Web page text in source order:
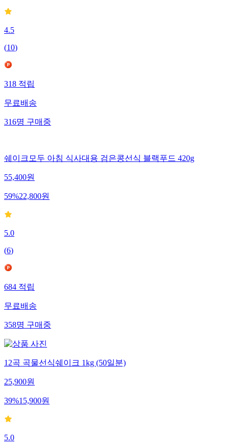
4.5
(10)
318적립
무료배송
316명구매중
쉐이크모두 아침 식사대용 검은콩선식 블랙푸드 420g
55,400원
59%22,800원
5.0
(6)
684적립
무료배송
358명구매중
12곡 곡물선식쉐이크 1kg (50일분)
25,900원
39%15,900원
5.0